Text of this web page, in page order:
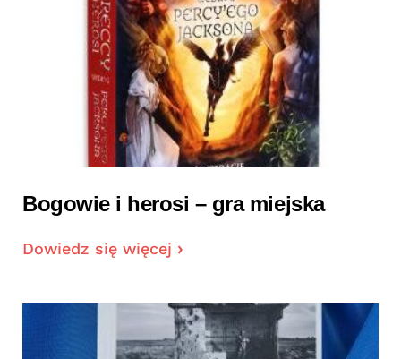
Bogowie i herosi – gra miejska
Dowiedz się więcej